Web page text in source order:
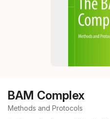
BAM Complex
Methods and Protocols